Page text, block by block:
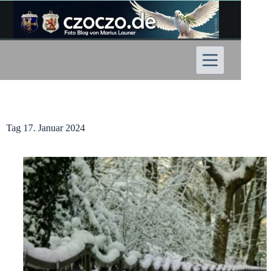
Inhalt
springen
Tag 17. Januar 2024